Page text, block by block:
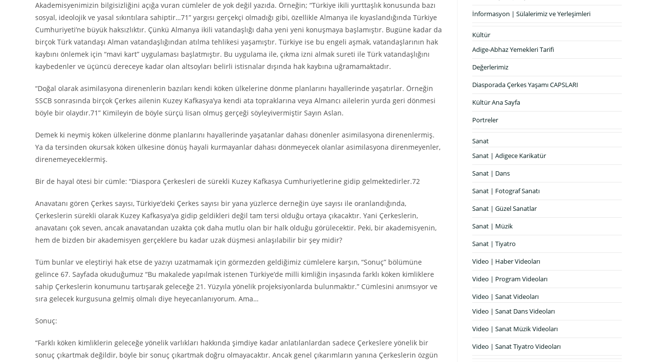
Akademisyenimizin bilgisizliğini açığa vuran cümleler de yok değil yazıda. Örneğin; “Türkiye ikili yurttaşlık konusunda bazı
sosyal, ideolojik ve yasal sıkıntılara sahiptir…71” yargısı gerçekçi olmadığı gibi, özellikle Almanya ile kıyaslandığında Türkiye
Cumhuriyeti’ne büyük haksızlıktır. Çünkü Almanya ikili vatandaşlığı daha yeni yeni konuşmaya başlamıştır. Bugüne kadar da
birçok Türk vatandaşı Alman vatandaşlığından atılma tehlikesi yaşamıştır. Türkiye ise bu engeli aşmak, vatandaşlarının hak
kaybını önlemek için “mavi kart” uygulaması başlatmıştır. Bu uygulama ile, çıkma izni almak sureti ile Türk vatandaşlığını
kaybedenler ve üçüncü dereceye kadar olan altsoyları belirli istisnalar dışında hak kaybına uğramamaktadır.
“Doğal olarak asimilasyona direnenlerin bazıları kendi köken ülkelerine dönme planlarını hayallerinde yaşatırlar. Örneğin
SSCB sonrasında birçok Çerkes ailenin Kuzey Kafkasya’ya kendi ata topraklarına veya Almancı ailelerin yurda geri dönmesi
böyle bir olaydır.71” Kimileyin de böyle sürçü lisan olmuş gerçeği söyleyivermiştir Sayın Aslan.
Demek ki neymiş köken ülkelerine dönme planlarını hayallerinde yaşatanlar dahası dönenler asimilasyona direnenlermiş.
Ya da tersinden okursak köken ülkesine dönüş hayali kurmayanlar dahası dönmeyecek olanlar asimilasyona direnmeyenler,
direnemeyeceklermiş.
Bir de hayal ötesi bir cümle: “Diaspora Çerkesleri de sürekli Kuzey Kafkasya Cumhuriyetlerine gidip gelmektedirler.72
Anavatanı gören Çerkes sayısı, Türkiye’deki Çerkes sayısı bir yana yüzlerce derneğin üye sayısı ile oranlandığında,
Çerkeslerin sürekli olarak Kuzey Kafkasya’ya gidip geldikleri değil tam tersi olduğu ortaya çıkacaktır. Yani Çerkeslerin,
anavatanı çok seven, ancak anavatandan uzakta çok daha mutlu olan bir halk olduğu görülecektir. Peki, bir akademisyenin,
hem de bizden bir akademisyen gerçeklere bu kadar uzak düşmesi anlaşılabilir bir şey midir?
Tüm bunlar ve eleştiriyi hak etse de yazıyı uzatmamak için görmezden geldiğimiz cümlelere karşın, “Sonuç” bölümüne
gelince 67. Sayfada okuduğumuz “Bu makalede yapılmak istenen Türkiye’de milli kimliğin inşasında farklı köken kimliklere
sahip Çerkeslerin konumunu tartışarak geleceğe 21. Yüzyıla yönelik projeksiyonlarda bulunmaktır.” Cümlesini anımsıyor ve
sıra gelecek kurgusuna gelmiş olmalı diye heyecanlanıyorum. Ama…
Sonuç:
“Farklı köken kimliklerin geleceğe yönelik varlıkları hakkında şimdiye kadar anlatılanlardan sadece Çerkeslere yönelik bir
sonuç çıkartmak değildir, böyle bir sonuç çıkartmak doğru olmayacaktır. Ancak genel çıkarımların yanına Çerkeslerin özgün
İnformasyon | Sülalerimiz ve Yerleşimleri
Kültür
Adige-Abhaz Yemekleri Tarifi
Değerlerimiz
Diasporada Çerkes Yaşamı CAPSLARI
Kültür Ana Sayfa
Portreler
Sanat
Sanat | Adigece Karikatür
Sanat | Dans
Sanat | Fotograf Sanatı
Sanat | Güzel Sanatlar
Sanat | Müzik
Sanat | Tiyatro
Video | Haber Videoları
Video | Program Videoları
Video | Sanat Videoları
Video | Sanat Dans Videoları
Video | Sanat Müzik Videoları
Video | Sanat Tiyatro Videoları